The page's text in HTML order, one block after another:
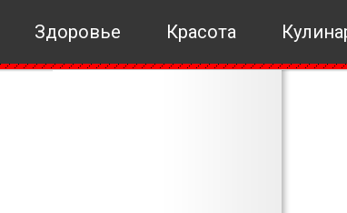
Здоровье Красота